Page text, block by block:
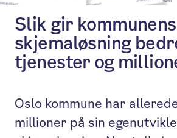
Slik gir kommunens
skjemaløsning
tjenester og
Oslo kommune har
millioner på sin